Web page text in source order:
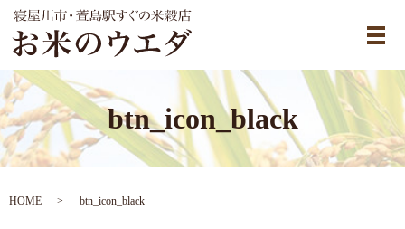
メ
btn_icon_black
HOME btn_icon_black